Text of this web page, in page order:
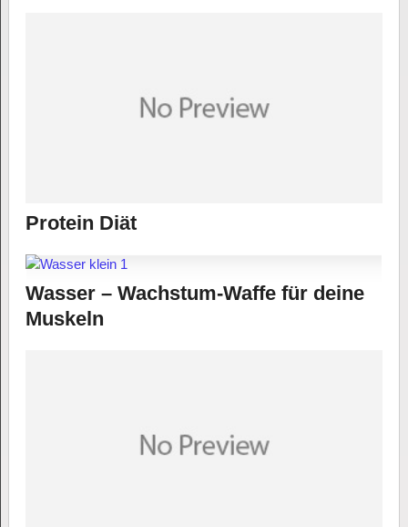
Protein Diät
Wasser – Wachstum-Waffe für deine
Muskeln